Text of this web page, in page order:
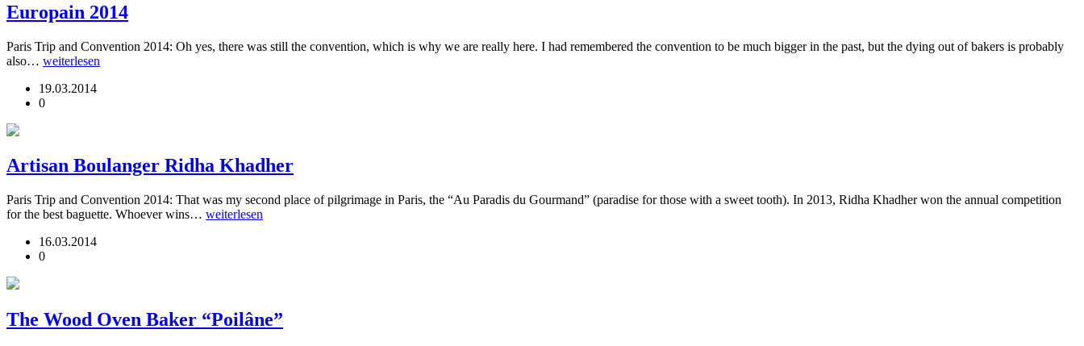
Europain 2014
Paris Trip and Convention 2014: Oh yes, there was still the convention, which is why we are really here. I had remembered the convention to be much bigger in the past, but the dying out of bakers is probably
also… weiterlesen
19.03.2014
0
Artisan Boulanger Ridha Khadher
Paris Trip and Convention 2014: That was my second place of pilgrimage in Paris, the “Au Paradis du Gourmand” (paradise for those with a sweet tooth). In 2013, Ridha Khadher won the annual competition
for the best baguette. Whoever wins… weiterlesen
16.03.2014
0
The Wood Oven Baker “Poilâne”